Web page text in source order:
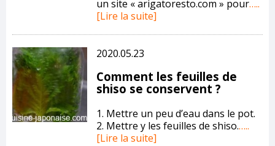
un site « arigatoresto.com » pour…..
[Lire la suite]
2020.05.23
Comment les feuilles de
shiso se conservent ?
1. Mettre un peu d’eau dans le pot.
2. Mettre y les feuilles de shiso.…..
[Lire la suite]